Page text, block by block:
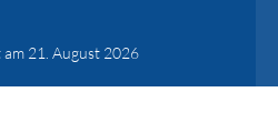
21. August 2026